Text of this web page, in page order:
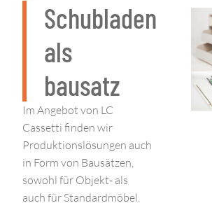
Schubladen
als
bausatz
Im Angebot von LC
Cassetti finden wir
Produktionslösungen auch
in Form von Bausätzen,
sowohl für Objekt- als
auch für Standardmöbel.